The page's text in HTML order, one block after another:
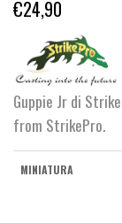
€24,90
Guppie Jr di
from StrikePro.